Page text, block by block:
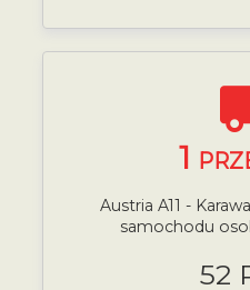
1
Austria A11 -
samochodu
52